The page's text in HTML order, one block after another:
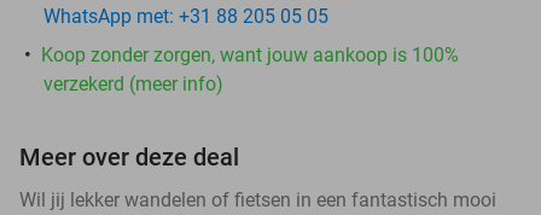
WhatsApp met: +31 88 205 05 05
Koop zonder zorgen, want jouw aankoop is 100%
verzekerd (meer info)
Meer over deze deal
Wil jij lekker wandelen of fietsen in een fantastisch mooi